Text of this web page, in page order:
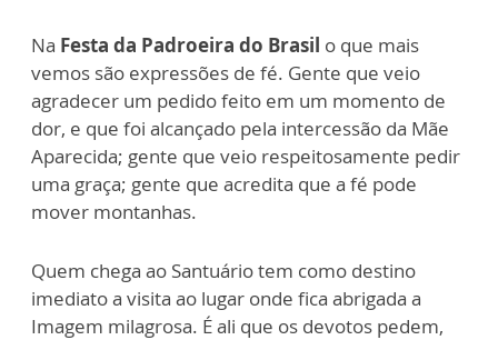
Na Festa da Padroeira do Brasil o que mais
vemos são expressões de fé. Gente que veio
agradecer um pedido feito em um momento de
dor, e que foi alcançado pela intercessão da Mãe
Aparecida; gente que veio respeitosamente pedir
uma graça; gente que acredita que a fé pode
mover montanhas.
Quem chega ao Santuário tem como destino
imediato a visita ao lugar onde fica abrigada a
Imagem milagrosa. É ali que os devotos pedem,